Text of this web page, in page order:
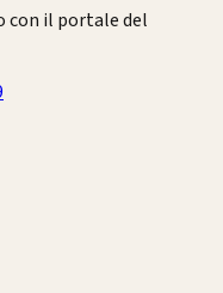
con il portale del